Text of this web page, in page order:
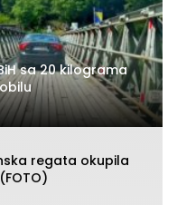
sa 20 kilograma
regata okupila